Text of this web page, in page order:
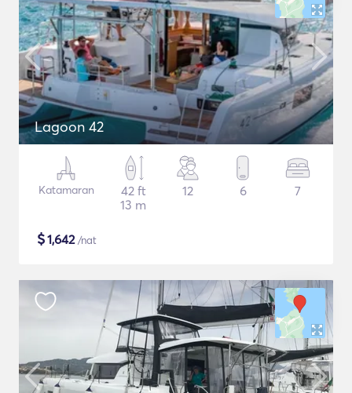
Lagoon 42
Katamaran
42 ft
13 m
12 6 7
$1,642/nat